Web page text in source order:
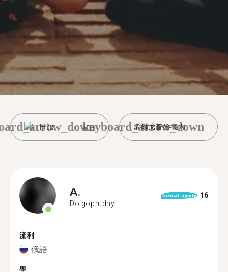
日語 多爾戈普魯德內
keyboard_arrow_down
A.
Dolgoprudny
format_quote 16
流利
俄語
學